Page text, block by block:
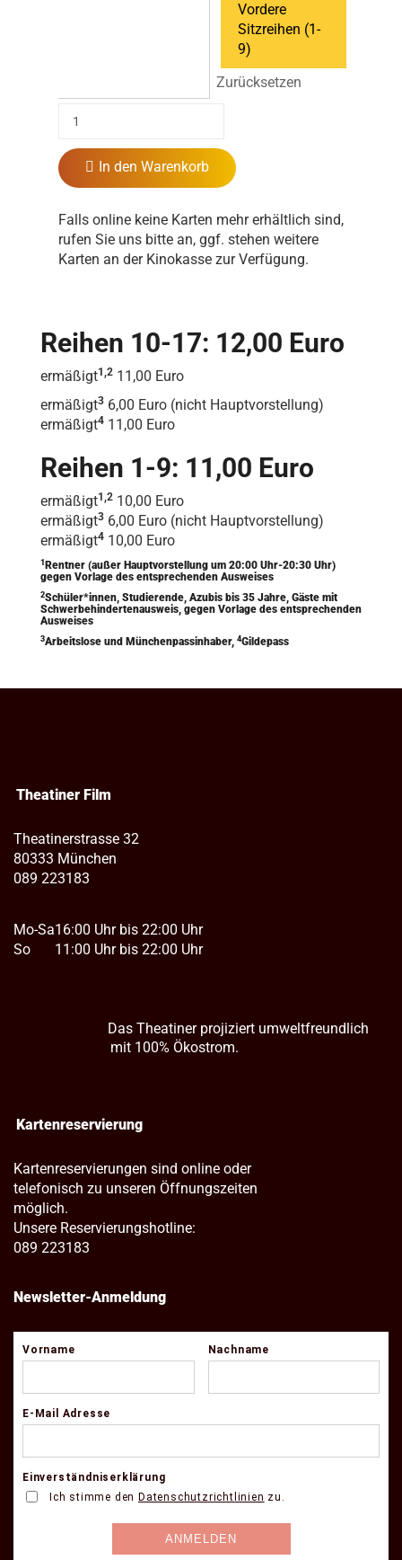
Vordere
Sitzreihen (1-
9)
Zurücksetzen
In den Warenkorb
Falls online keine Karten mehr erhältlich sind,
rufen Sie uns bitte an, ggf. stehen weitere
Karten an der Kinokasse zur Verfügung.
Reihen 10-17: 12,00 Euro
ermäßigt1,2 11,00 Euro
ermäßigt3 6,00 Euro (nicht Hauptvorstellung)
ermäßigt4 11,00 Euro
Reihen 1-9: 11,00 Euro
ermäßigt1,2 10,00 Euro
ermäßigt3 6,00 Euro (nicht Hauptvorstellung)
ermäßigt4 10,00 Euro
1 Rentner (außer Hauptvorstellung um 20:00 Uhr-20:30 Uhr)
gegen Vorlage des entsprechenden Ausweises
2Schüler*innen, Studierende, Azubis bis 35 Jahre, Gäste mit
Schwerbehindertenausweis, gegen Vorlage des entsprechenden
Ausweises
3Arbeitslose und Münchenpassinhaber, 4Gildepass
Theatiner Film
Theatinerstrasse 32
80333 München
089 223183
Mo-Sa
So
16:00 Uhr bis 22:00 Uhr
11:00 Uhr bis 22:00 Uhr
Das Theatiner projiziert umweltfreundlich
mit 100% Ökostrom.
Kartenreservierung
Kartenreservierungen sind online oder
telefonisch zu unseren Öffnungszeiten
möglich.
Unsere Reservierungshotline:
089 223183
Newsletter-Anmeldung